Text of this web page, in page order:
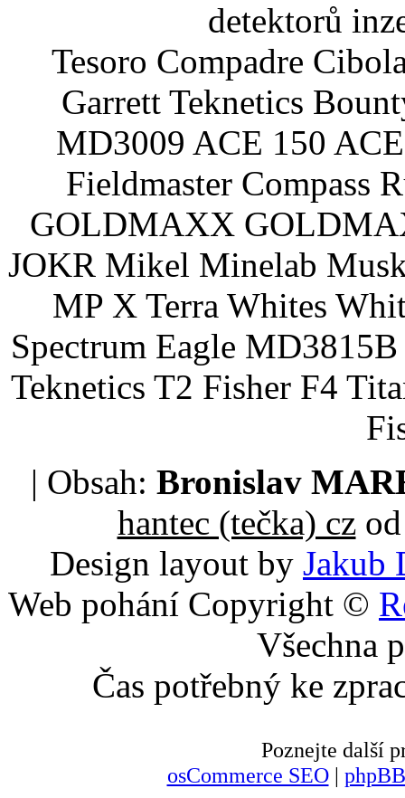
detektorů
Tesoro Compadre
Garrett Teknetics
MD3009 ACE 150
Fieldmaster Compass
GOLDMAXX
JOKR Mikel Minelab
MP X Terra Whites
Spectrum Eagle
Teknetics T2 Fisher F4
| Obsah: Bronislav
hantec (tečka) czod
Design layout by Jakub
Web pohání Copyright ©
Všechna
Čas potřebný ke
Poznejte další
osCommerce SEO|